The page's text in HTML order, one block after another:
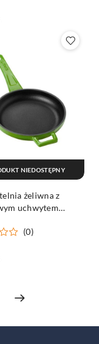
żeliwna z
uchwytem
(0)
NIEDOSTĘPNY